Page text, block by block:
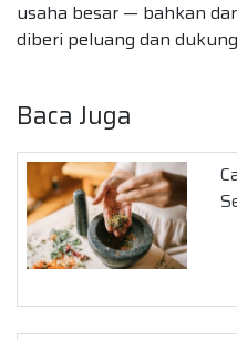
usaha besar — bahkan
diberi peluang dan
Baca Juga